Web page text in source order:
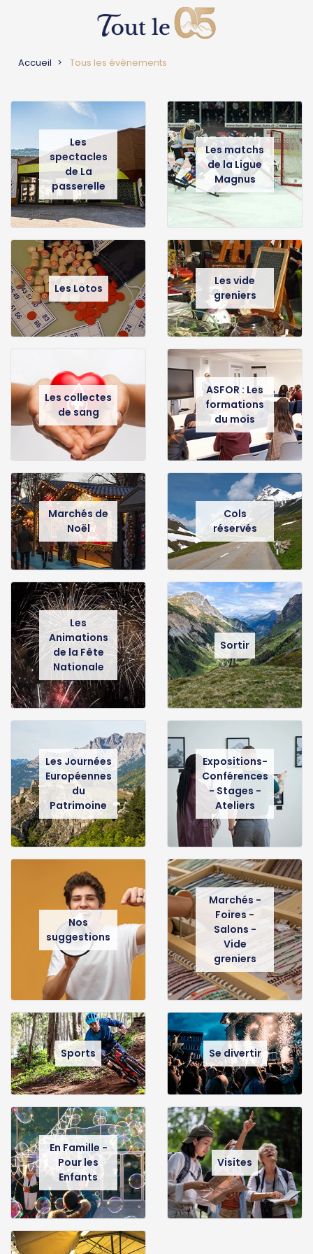
Accueil Tous les évènements
Les
spectacles
de La
passerelle
Les matchs
de la Ligue
Magnus
Les Lotos
Les vide
greniers
Les collectes
de sang
ASFOR : Les
formations
du mois
Marchés de
Noël
Cols
réservés
Les
Animations
de la Fête
Nationale
Sortir
Les Journées
Européennes
du
Patrimoine
Expositions-
Conférences
- Stages -
Ateliers
Nos
suggestions
Marchés -
Foires -
Salons -
Vide
greniers
Sports Se divertir
En Famille -
Pour les
Enfants
Visites